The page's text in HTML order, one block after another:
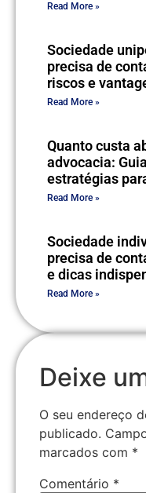
Read More »
Sociedade
precisa de
riscos e
Read More »
Quanto custa
advocacia:
estratégias
Read More »
Sociedade
precisa de
e dicas
Read More »
Deixe
O seu endereço
publicado.
marcados com *
Comentário *